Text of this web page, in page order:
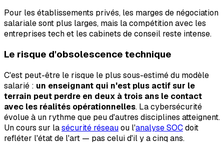
Pour les établissements privés, les marges de négociation
salariale sont plus larges, mais la compétition avec les
entreprises tech et les cabinets de conseil reste intense.
Le risque d'obsolescence technique
C'est peut-être le risque le plus sous-estimé du modèle
salarié : un enseignant qui n'est plus actif sur le
terrain peut perdre en deux à trois ans le contact
avec les réalités opérationnelles. La cybersécurité
évolue à un rythme que peu d'autres disciplines atteignent.
Un cours sur lasécurité réseauou l'analyse SOCdoit
refléter l'état de l'art — pas celui d'il y a cinq ans.